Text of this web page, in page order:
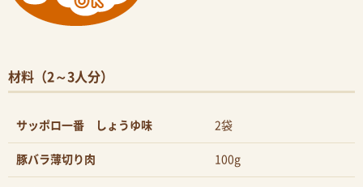
材料（2～3人分）
サッポロ一番 しょうゆ味 2袋
豚バラ薄切り肉 100g